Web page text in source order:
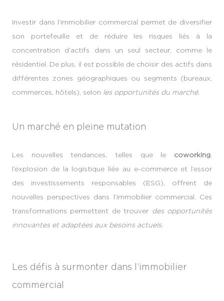
Investir dans l’immobilier commercial permet de diversifier
son portefeuille et de réduire les risques liés à la
concentration d’actifs dans un seul secteur, comme le
résidentiel. De plus, il est possible de choisir des actifs dans
différentes zones géographiques ou segments (bureaux,
commerces, hôtels), selon les opportunités du marché.
Un marché en pleine mutation
Les nouvelles tendances, telles que le coworking
l’explosion de la logistique liée au e-commerce et l’essor
des investissements responsables (ESG), offrent de
nouvelles perspectives dans l’immobilier commercial. Ces
transformations permettent de trouver des opportunités
innovantes et adaptées aux besoins actuels.
Les défis à surmonter dans l’immobilier
commercial